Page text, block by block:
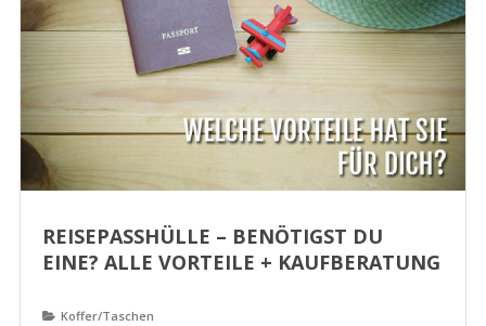
REISEPASSHÜLLE – BENÖTIGST DU
EINE? ALLE VORTEILE + KAUFBERATUNG
Koffer/Taschen